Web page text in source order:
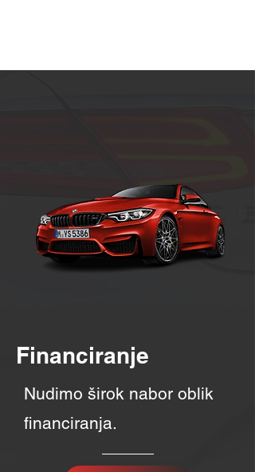
Financiranje
Nudimo širok nabor oblik
financiranja.